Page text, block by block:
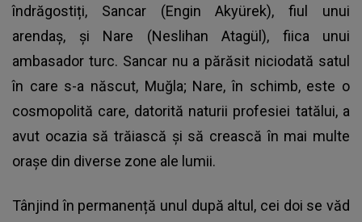
îndrăgostiți, Sancar (Engin Akyürek), fiul unui
arendaș, și Nare (Neslihan Atagül), fiica unui
ambasador turc. Sancar nu a părăsit niciodată satul
în care s-a născut, Muğla; Nare, în schimb, este o
cosmopolită care, datorită naturii profesiei tatălui, a
avut ocazia să trăiască și să crească în mai multe
orașe din diverse zone ale lumii.
Tânjind în permanență unul după altul, cei doi se văd